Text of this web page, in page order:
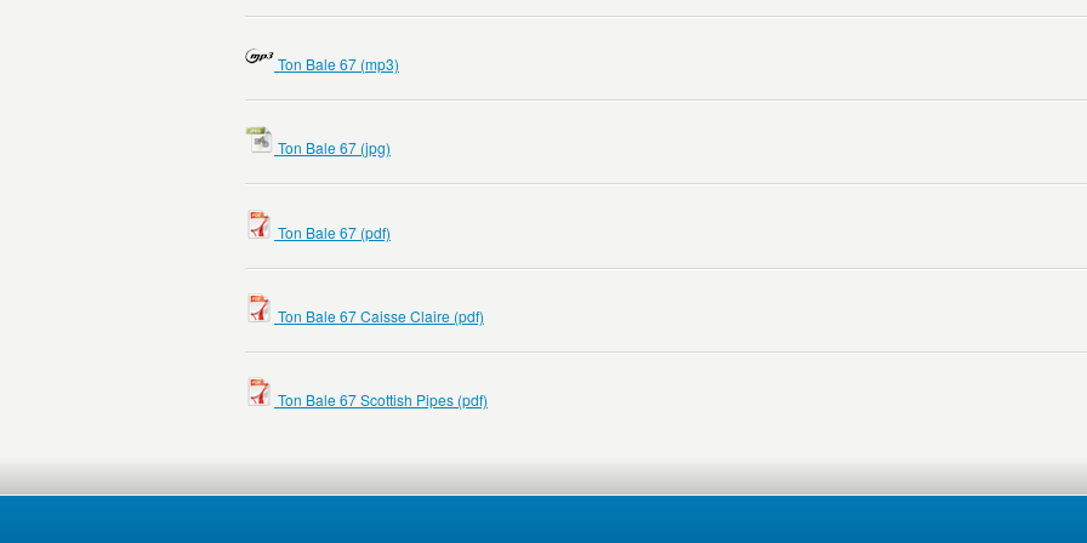
Ton Bale 67 (mp3)
Ton Bale 67 (jpg)
Ton Bale 67 (pdf)
Ton Bale 67 Caisse Claire (pdf)
Ton Bale 67 Scottish Pipes (pdf)